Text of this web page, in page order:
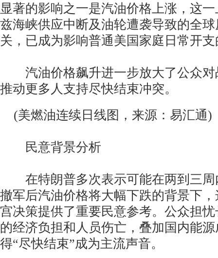
显著的影响之一是汽油价格上涨，这
兹海峡供应中断及油轮遭袭导致的全
关，已成为影响普通美国家庭日常开
汽油价格飙升进一步放大了公众对
推动更多人支持尽快结束冲突。
(美燃油连续日线图，来源：易汇通)
民意背景分析
在特朗普多次表示可能在两到三周
撤军后汽油价格将大幅下跌的背景下
宫决策提供了重要民意参考。公众担
的经济负担和人员伤亡，叠加国内能
得“尽快结束”成为主流声音。